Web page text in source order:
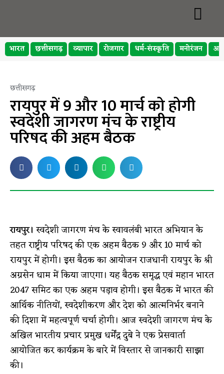
भारत छत्तीसगढ़ व्यापार रोजगार धर्म-संस्कृति मनोरंजन
छत्तीसगढ़
रायपुर में 9 और 10 मार्च को होगी
स्वदेशी जागरण मंच के राष्ट्रीय
परिषद की अहम बैठक
रायपुर। स्वदेशी जागरण मंच के स्वावलंबी भारत अभियान के
तहत राष्ट्रीय परिषद की एक अहम बैठक 9 और 10 मार्च को
रायपुर में होगी। इस बैठक का आयोजन राजधानी रायपुर के श्री
अग्रसेन धाम में किया जाएगा। यह बैठक समृद्ध एवं महान भारत
2047 समिट का एक अहम पड़ाव होगी। इस बैठक में भारत की
आर्थिक नीतियों, स्वदेशीकरण और देश को आत्मनिर्भर बनाने
की दिशा में महत्वपूर्ण चर्चा होगी। आज स्वदेशी जागरण मंच के
अखिल भारतीय प्रचार प्रमुख धर्मेंद्र दुबे ने एक प्रेसवार्ता
आयोजित कर कार्यक्रम के बारे में विस्तार से जानकारी साझा
की।